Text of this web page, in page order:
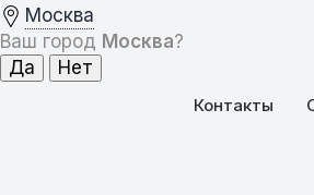
Москва
Ваш город Москва?
Контакты